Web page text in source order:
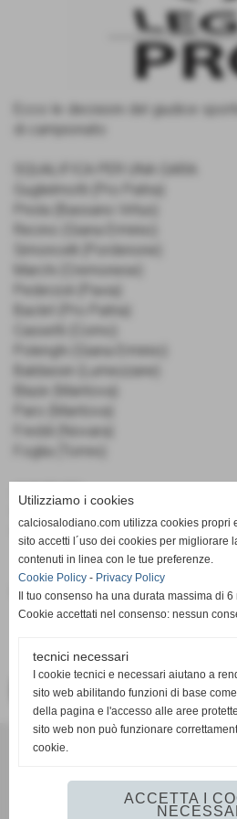
Ecco le decisioni del giudice
di campionato:
Guglielmotti (Pro Patria)
Priola (Bassano Virtus)
Recino (Giana Erminio)
Simoncelli (Pordenone)
Marchi (Cremonese)
Pederzoli (Pavia)
Baclet (Pro Patria)
Cassetti (Como)
Polenghi (Giana Erminio)
Baldassin (Lumezzane)
Blaze (Mantova)
Paro (Mantova)
Freddi (Novara)
Foglia (Torres)
€ 1.000.00 MONZA
Fonte:Calcio Salodiano
<< PRECEDENTE
Utilizziamo i cookies
calciosalodiano.com utilizza cookies propri
sito accetti l´uso dei cookies per migliorare
contenuti in linea con le tue preferenze.
Cookie Policy - Privacy Policy
Il tuo consenso ha una durata massima di 6
Cookie accettati nel consenso: nessun
tecnici necessari
I cookie tecnici e necessari aiutano a
sito web abilitando funzioni di base
della pagina e l'accesso alle aree protette
sito web non può funzionare
cookie.
ACCETTA I